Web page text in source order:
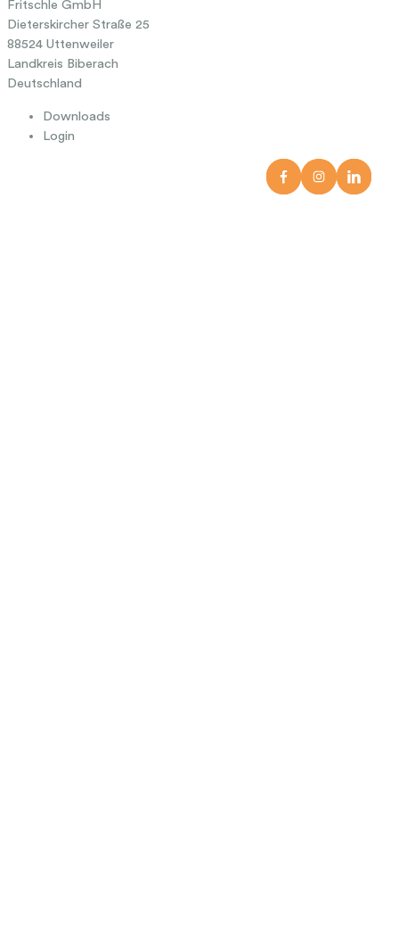
Fritschle GmbH
Dieterskircher Straße 25
88524 Uttenweiler
Landkreis Biberach
Deutschland
Downloads
Login